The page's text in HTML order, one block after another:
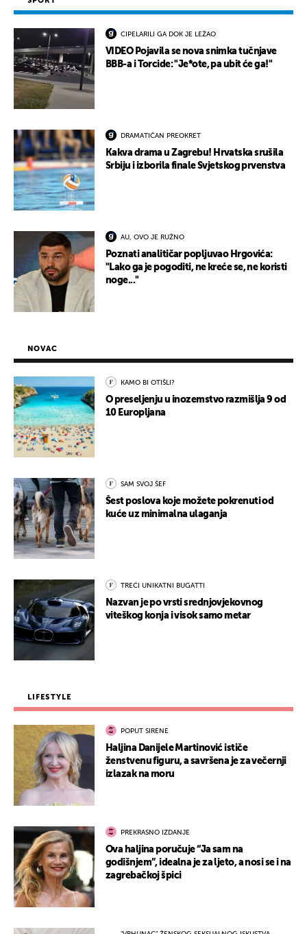
CIPELARILI GA DOK JE LEŽAO
VIDEO Pojavila se nova snimka tučnjave
BBB-a i Torcide: "Je*ote, pa ubit će ga!"
DRAMATIČAN PREOKRET
Kakva drama u Zagrebu! Hrvatska srušila
Srbiju i izborila finale Svjetskog prvenstva
AU, OVO JE RUŽNO
Poznati analitičar popljuvao Hrgovića:
"Lako ga je pogoditi, ne kreće se, ne koristi
noge..."
NOVAC
KAMO BI OTIŠLI?
O preseljenju u inozemstvo razmišlja 9 od
10 Europljana
SAM SVOJ ŠEF
Šest poslova koje možete pokrenuti od
kuće uz minimalna ulaganja
TREĆI UNIKATNI BUGATTI
Nazvan je po vrsti srednjovjekovnog
viteškog konja i visok samo metar
LIFESTYLE
POPUT SIRENE
Haljina Danijele Martinović ističe
ženstvenu figuru, a savršena je za večernji
izlazak na moru
PREKRASNO IZDANJE
Ova haljina poručuje “Ja sam na
godišnjem”, idealna je za ljeto, a nosi se i na
zagrebačkoj špici